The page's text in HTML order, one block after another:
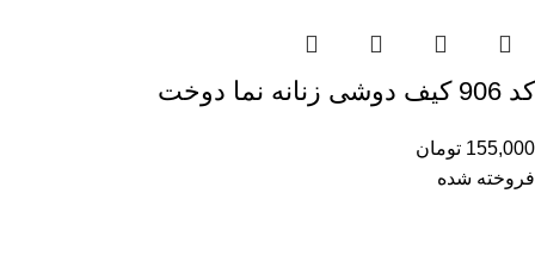
کد 906 کیف دوشی زنانه نما دوخت
155,000 تومان
فروخته شده